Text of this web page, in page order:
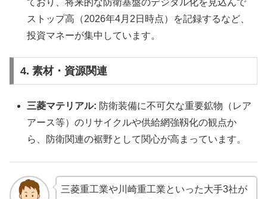
ストップ高（2026年4月2日時点）を記録するなど、
投資マネーが集中しています。
4. 素材・資源関連
三菱マテリアル: 防衛装備に不可欠な重要鉱物（レア
アース等）のリサイクルや供給網強靱化の観点か
ら、防衛関連の裾野として関心が高まっています。
三菱重工業や川崎重工業といった大手3社が